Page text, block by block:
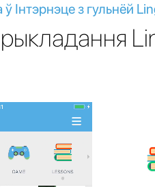
Інтэрнэце з гульнёй